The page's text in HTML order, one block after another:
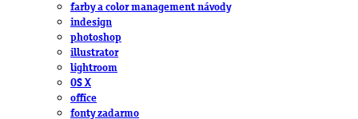
farby a color management návody
indesign
photoshop
illustrator
lightroom
OS X
office
fonty zadarmo